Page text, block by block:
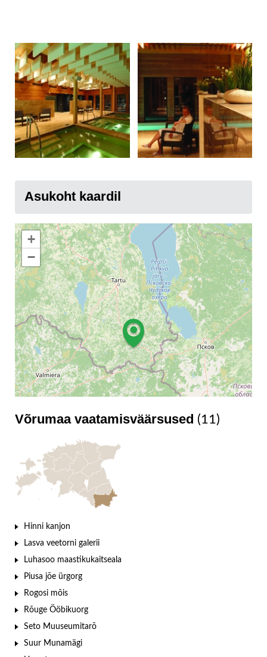
Asukoht kaardil
+
−
Võrumaa vaatamisväärsused (11)
Hinni kanjon
Lasva veetorni galerii
Luhasoo maastikukaitseala
Piusa jõe ürgorg
Rogosi mõis
Rõuge Ööbikuorg
Seto Muuseumitarõ
Suur Munamägi